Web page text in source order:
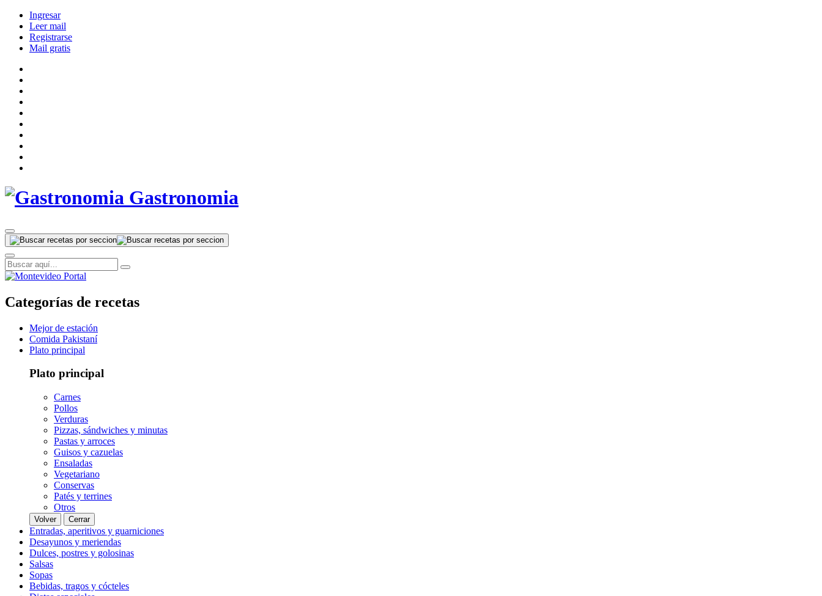
Ingresar
Leer mail
Registrarse
Mail gratis
Gastronomia
Categorías de recetas
Mejor de estación
Comida Pakistaní
Plato principal
Plato principal
Carnes
Pollos
Verduras
Pizzas, sándwiches y minutas
Pastas y arroces
Guisos y cazuelas
Ensaladas
Vegetariano
Conservas
Patés y terrines
Otros
Volver Cerrar
Entradas, aperitivos y guarniciones
Desayunos y meriendas
Dulces, postres y golosinas
Salsas
Sopas
Bebidas, tragos y cócteles